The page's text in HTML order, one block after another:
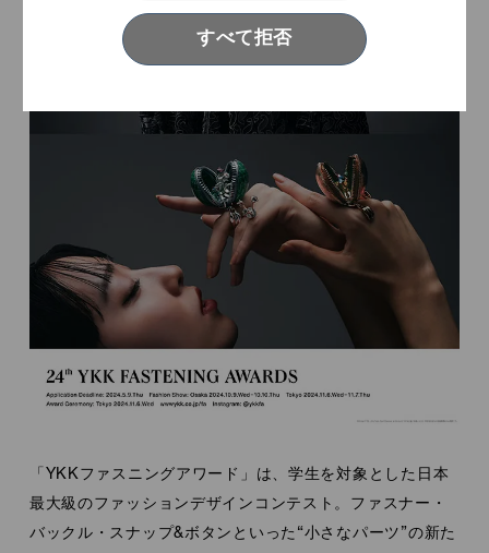
すべて拒否
ABOUT YKK FASTENING AWARDS
「YKKファスニングアワード」は、学生を対象とした日本
最大級のファッションデザインコンテスト。ファスナー・
バックル・スナップ&ボタンといった“小さなパーツ”の新た